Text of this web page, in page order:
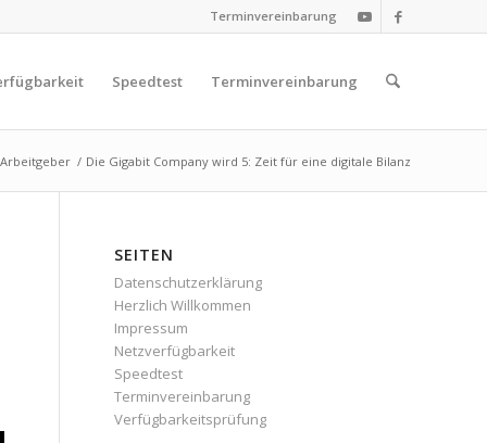
Terminvereinbarung
Speedtest Terminvereinbarung
Arbeitgeber / Die Gigabit Company wird 5: Zeit für eine digitale Bilanz
SEITEN
Datenschutzerklärung
Herzlich Willkommen
Impressum
Netzverfügbarkeit
Speedtest
Terminvereinbarung
Verfügbarkeitsprüfung